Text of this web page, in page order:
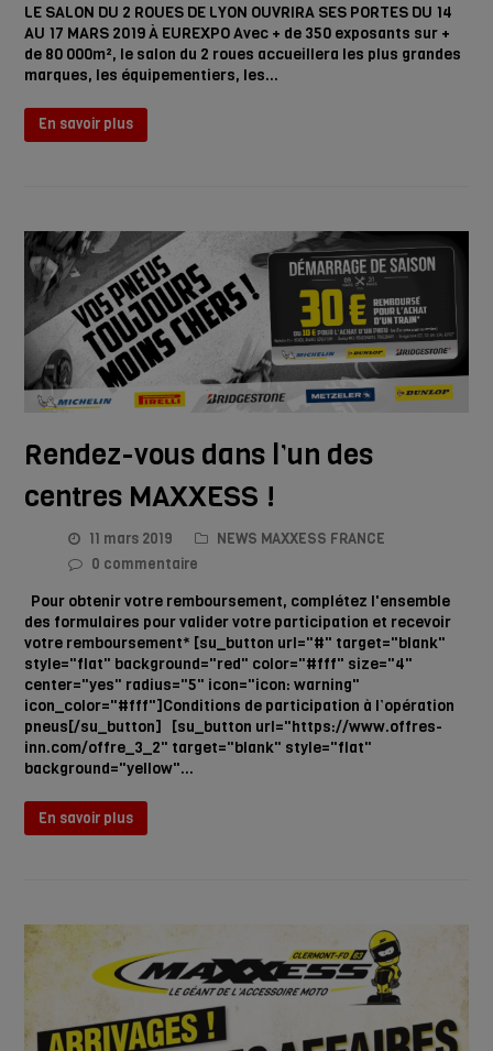
LE SALON DU 2 ROUES DE LYON OUVRIRA SES PORTES DU 14
AU 17 MARS 2019 À EUREXPO Avec + de 350 exposants sur +
de 80 000m², le salon du 2 roues accueillera les plus grandes
marques, les équipementiers, les…
En savoir plus
Rendez-vous dans l’un des
centres MAXXESS !
11 mars 2019
NEWS MAXXESS FRANCE
0 commentaire
Pour obtenir votre remboursement, complétez l'ensemble
des formulaires pour valider votre participation et recevoir
votre remboursement* [su_button url="#" target="blank"
style="flat" background="red" color="#fff" size="4"
center="yes" radius="5" icon="icon: warning"
icon_color="#fff"]Conditions de participation à l’opération
pneus[/su_button] [su_button url="https://www.offres-
inn.com/offre_3_2" target="blank" style="flat"
background="yellow"…
En savoir plus